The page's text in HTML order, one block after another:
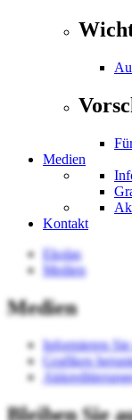
Medien
Kontakt
Ekolas
Medien
Medien
Informieren
Grafiken
Bleiben Sie